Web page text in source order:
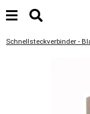
Schnellsteckverbinder -